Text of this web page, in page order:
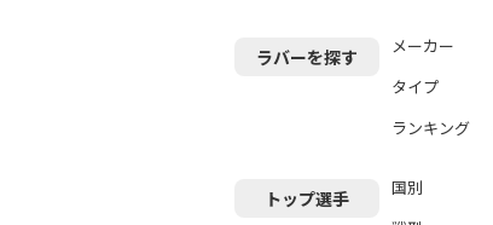
ラバーを探す メーカー
タイプ
ランキング
トップ選手 国別